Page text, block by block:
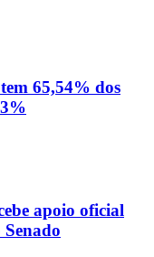
65,54% dos
apoio oficial